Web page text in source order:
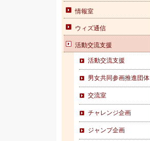
情報室
ウィズ通信
活動交流支援
活動交流支援
男女共同参画推進団体
交流室
チャレンジ企画
ジャンプ企画